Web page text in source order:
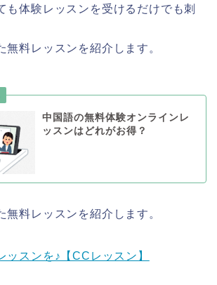
も体験レッスンを受けるだけでも刺
無料レッスンを紹介します。
中国語の無料体験オンラインレ
ッスンはどれがお得？
無料レッスンを紹介します。
ッスンを♪【CCレッスン】